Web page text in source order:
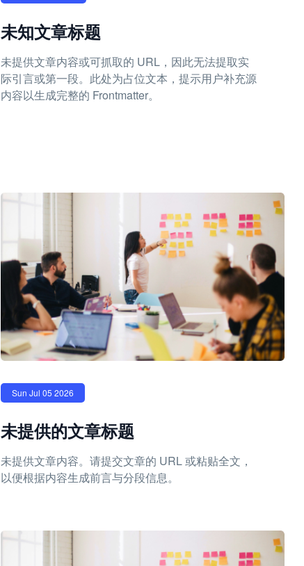
未知文章标题
未提供文章内容或可抓取的 URL，因此无法提取实
际引言或第一段。此处为占位文本，提示用户补充源
内容以生成完整的 Frontmatter。
Sun Jul 05 2026
未提供的文章标题
未提供文章内容。请提交文章的 URL 或粘贴全文，
以便根据内容生成前言与分段信息。